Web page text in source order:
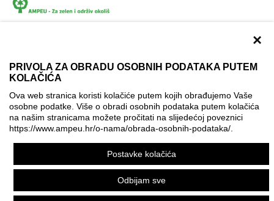
×
PRIVOLA ZA OBRADU OSOBNIH PODATAKA PUTEM
KOLAČIĆA
Ova web stranica koristi kolačiće putem kojih obrađujemo Vaše
osobne podatke. Više o obradi osobnih podataka putem kolačića
na našim stranicama možete pročitati na slijedećoj poveznici
https://www.ampeu.hr/o-nama/obrada-osobnih-podataka/
Postavke kolačića
Odbijam sve
Izjava o pristupačnosti
Politika korištenja kolačića
Postavke kolačića
Ova mrežna stranica je ostvarena uz financijsku potporu
Europske komisije. Ona izražava isključivo stajalište autora
mrežne stranice i Komisija se ne može smatrati odgovornom